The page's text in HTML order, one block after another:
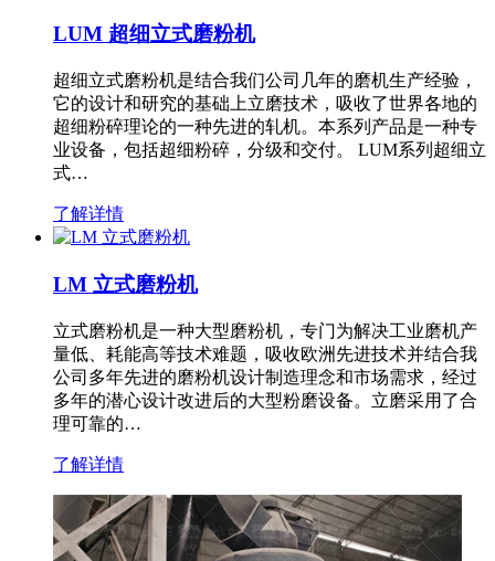
LUM 超细立式磨粉机
超细立式磨粉机是结合我们公司几年的磨机生产经验，
它的设计和研究的基础上立磨技术，吸收了世界各地的
超细粉碎理论的一种先进的轧机。本系列产品是一种专
业设备，包括超细粉碎，分级和交付。 LUM系列超细立
式…
了解详情
LM 立式磨粉机
立式磨粉机是一种大型磨粉机，专门为解决工业磨机产
量低、耗能高等技术难题，吸收欧洲先进技术并结合我
公司多年先进的磨粉机设计制造理念和市场需求，经过
多年的潜心设计改进后的大型粉磨设备。立磨采用了合
理可靠的…
了解详情